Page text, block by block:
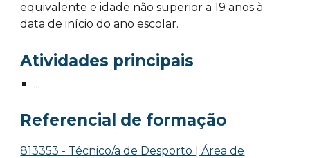
equivalente e idade não superior a 19 anos à
data de início do ano escolar.
Atividades principais
...
Referencial de formação
813353 - Técnico/a de Desporto | Área de